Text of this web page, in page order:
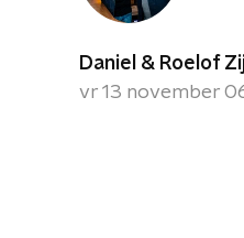
Daniel & Roelof
vr 13 november